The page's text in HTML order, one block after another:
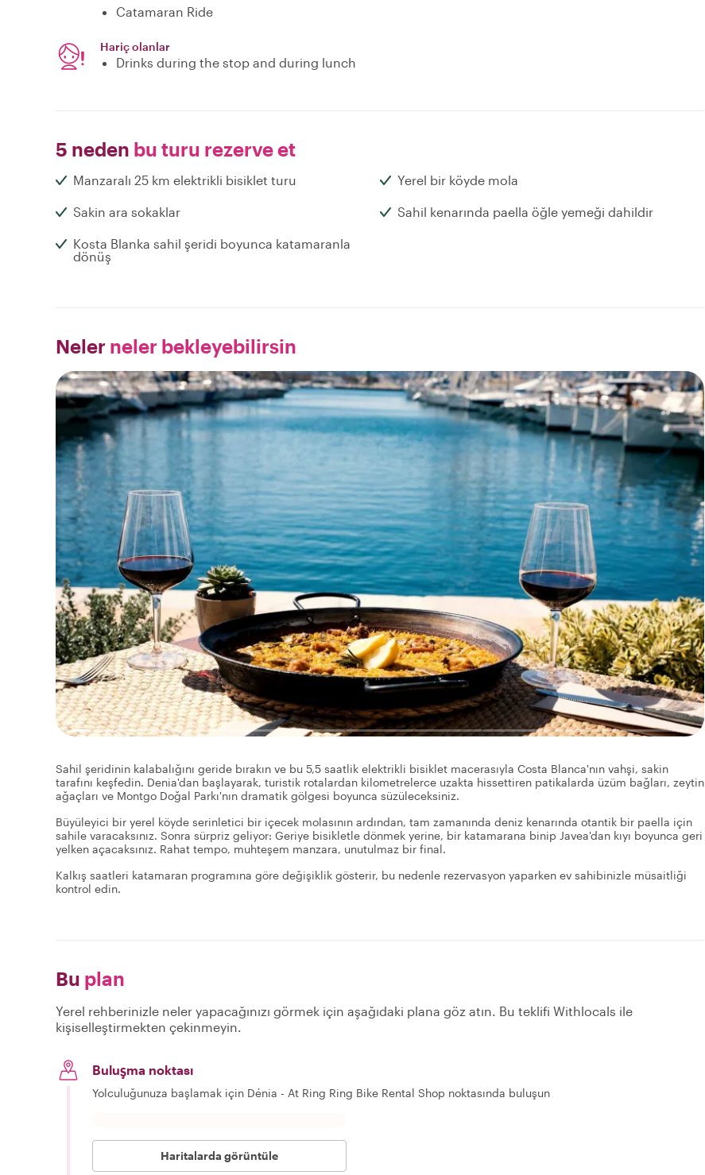
Catamaran Ride
Hariç olanlar
Drinks during the stop and during lunch
5 neden bu turu rezerve et
Manzaralı 25 km elektrikli bisiklet turu Yerel bir köyde mola
Sakin ara sokaklar Sahil kenarında paella öğle yemeği dahildir
Kosta Blanka sahil şeridi boyunca katamaranla
dönüş
Neler neler bekleyebilirsin
Sahil şeridinin kalabalığını geride bırakın ve bu 5,5 saatlik elektrikli bisiklet macerasıyla Costa Blanca'nın vahşi, sakin
tarafını keşfedin. Denia'dan başlayarak, turistik rotalardan kilometrelerce uzakta hissettiren patikalarda üzüm bağları, zeytin
ağaçları ve Montgo Doğal Parkı'nın dramatik gölgesi boyunca süzüleceksiniz.
Büyüleyici bir yerel köyde serinletici bir içecek molasının ardından, tam zamanında deniz kenarında otantik bir paella için
sahile varacaksınız. Sonra sürpriz geliyor: Geriye bisikletle dönmek yerine, bir katamarana binip Javea'dan kıyı boyunca geri
yelken açacaksınız. Rahat tempo, muhteşem manzara, unutulmaz bir final.
Kalkış saatleri katamaran programına göre değişiklik gösterir, bu nedenle rezervasyon yaparken ev sahibinizle müsaitliği
kontrol edin.
Bu plan
Yerel rehberinizle neler yapacağınızı görmek için aşağıdaki plana göz atın. Bu teklifi Withlocals ile
kişiselleştirmekten çekinmeyin.
Buluşma noktası
Yolculuğunuza başlamak için Dénia - At Ring Ring Bike Rental Shop noktasında buluşun
Haritalarda görüntüle